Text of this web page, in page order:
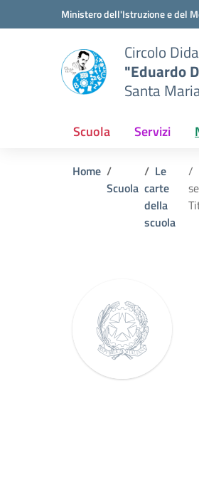
Vai ai contenuti
Vai al menu di navigazioneMinistero dell'Istruzione e del
Circolo
"Eduardo
Santa
Scuola Servizi
Home
Scuola
Le
carte
della
scuola